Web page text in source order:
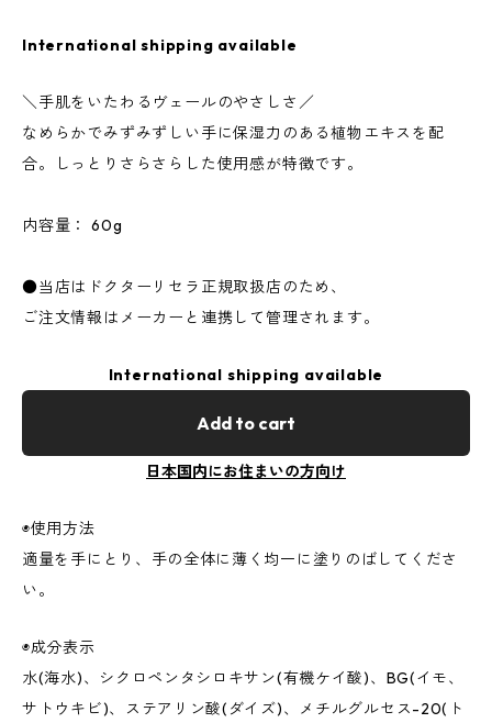
International shipping available
＼手肌をいたわるヴェールのやさしさ／
なめらかでみずみずしい手に保湿力のある植物エキスを配
合。しっとりさらさらした使用感が特徴です。
内容量： 60g
●当店はドクターリセラ正規取扱店のため、
ご注文情報はメーカーと連携して管理されます。
International shipping available
Add to cart
日本国内にお住まいの方向け
◉使用方法
適量を手にとり、手の全体に薄く均一に塗りのばしてくださ
い。
◉成分表示
水(海水)、シクロペンタシロキサン(有機ケイ酸)、BG(イモ、
サトウキビ)、ステアリン酸(ダイズ)、メチルグルセス-20(ト